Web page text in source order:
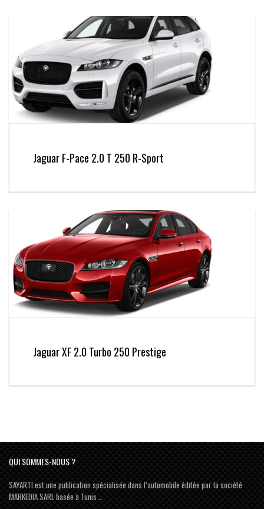
Jaguar F-Pace 2.0 T 250 R-Sport
Jaguar XF 2.0 Turbo 250 Prestige
QUI SOMMES-NOUS ?
SAYARTI est une publication spécialisée dans l’automobile éditée par la société
MARKEDIA SARL basée à Tunis …